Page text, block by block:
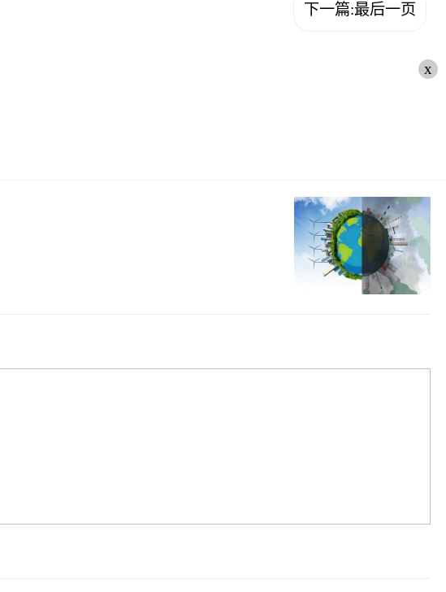
下一篇:最后一页
x